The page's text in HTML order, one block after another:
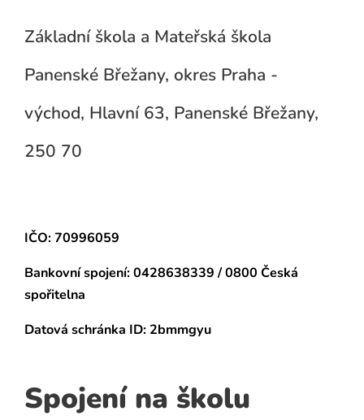
Základní škola a Mateřská škola
Panenské Břežany, okres Praha -
východ, Hlavní 63, Panenské Břežany,
250 70
IČO: 70996059
Bankovní spojení:0428638339 / 0800 Česká
spořitelna
Datová schránka ID: 2bmmgyu
Spojení na školu